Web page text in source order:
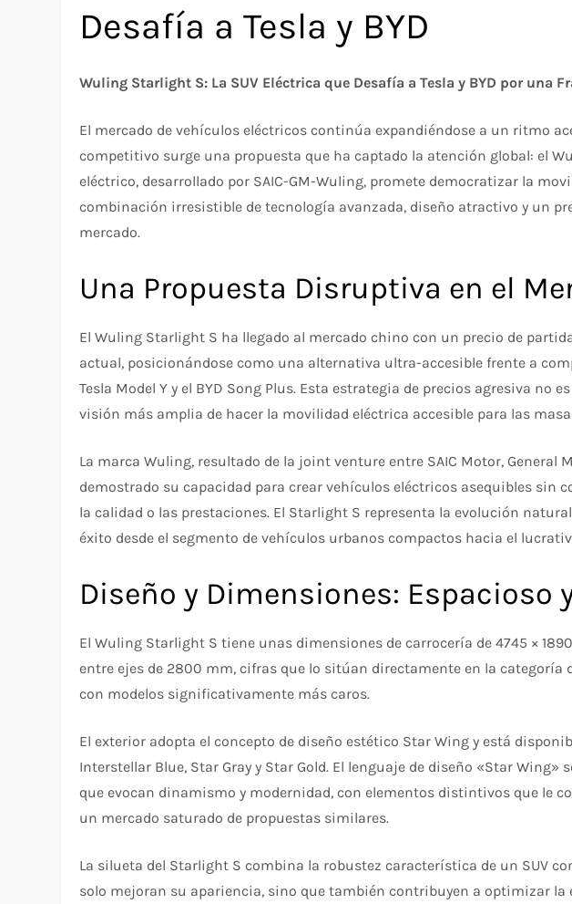
Desafía a Tesla y BYD
Wuling Starlight S: La SUV Eléctrica que Desafía a Tesla y BYD por una
El mercado de vehículos eléctricos continúa expandiéndose a un ritmo
competitivo surge una propuesta que ha captado la atención global: el
eléctrico, desarrollado por SAIC-GM-Wuling, promete democratizar la
combinación irresistible de tecnología avanzada, diseño atractivo y un
mercado.
Una Propuesta Disruptiva en el
El Wuling Starlight S ha llegado al mercado chino con un precio de
actual, posicionándose como una alternativa ultra-accesible frente a
Tesla Model Y y el BYD Song Plus. Esta estrategia de precios agresiva no
visión más amplia de hacer la movilidad eléctrica accesible para las
La marca Wuling, resultado de la joint venture entre SAIC Motor, General
demostrado su capacidad para crear vehículos eléctricos asequibles sin
la calidad o las prestaciones. El Starlight S representa la evolución
éxito desde el segmento de vehículos urbanos compactos hacia el
Diseño y Dimensiones: Espacioso
El Wuling Starlight S tiene unas dimensiones de carrocería de 4745 ×
entre ejes de 2800 mm, cifras que lo sitúan directamente en la categoría
con modelos significativamente más caros.
El exterior adopta el concepto de diseño estético Star Wing y está
Interstellar Blue, Star Gray y Star Gold. El lenguaje de diseño «Star
que evocan dinamismo y modernidad, con elementos distintivos que le
un mercado saturado de propuestas similares.
La silueta del Starlight S combina la robustez característica de un SUV
solo mejoran su apariencia, sino que también contribuyen a optimizar la